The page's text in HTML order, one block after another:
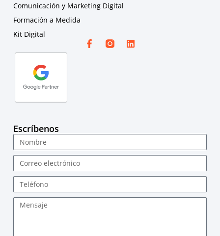
Comunicación y Marketing Digital
Formación a Medida
Kit Digital
Escríbenos